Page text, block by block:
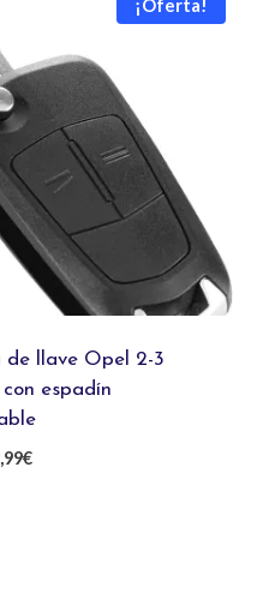
¡Oferta!
de llave Opel 2-3
espadín
€El